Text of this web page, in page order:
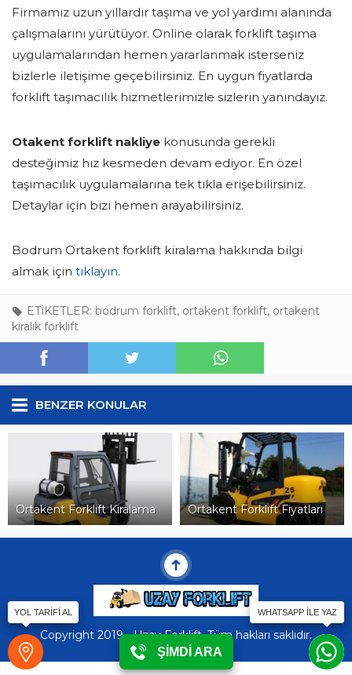
Firmamız uzun yıllardır taşıma ve yol yardımı alanında
çalışmalarını yürütüyor. Online olarak forklift taşıma
uygulamalarından hemen yararlanmak isterseniz
bizlerle iletişime geçebilirsiniz. En uygun fiyatlarda
forklift taşımacılık hizmetlerimizle sizlerin yanındayız.
Otakent forklift nakliye konusunda gerekli
desteğimiz hız kesmeden devam ediyor. En özel
taşımacılık uygulamalarına tek tıkla erişebilirsiniz.
Detaylar için bizi hemen arayabilirsiniz.
Bodrum Ortakent forklift kiralama hakkında bilgi
almak için tıklayın.
ETİKETLER: bodrum forklift, ortakent forklift, ortakent
kiralık forklift
BENZER KONULAR
Ortakent Forklift Kiralama Ortakent Forklift Fiyatları
Copyright 2019 - Uzay Forklift. Tüm hakları saklıdır.
ŞİMDİ ARA